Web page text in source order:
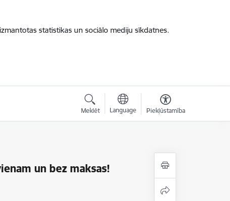
statistikas un sociālo mediju sīkdatnes.
Meklēt Language Piekļūstamība
un bez maksas!